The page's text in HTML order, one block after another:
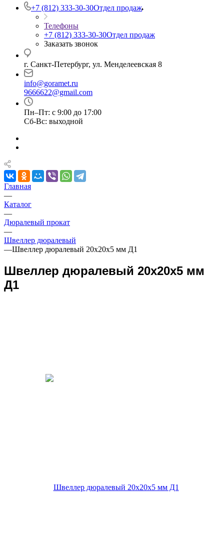
+7 (812) 333-30-30Отдел продаж
Телефоны
+7 (812) 333-30-30Отдел продаж
Заказать звонок
г. Санкт-Петербург, ул. Менделеевская 8
info@goramet.ru
9666622@gmail.com
Пн–Пт: с 9:00 до 17:00
Сб-Вс: выходной
Главная
—
Каталог
—
Дюралевый прокат
—
Швеллер дюралевый
—Швеллер дюралевый 20х20х5 мм Д1
Швеллер дюралевый 20х20х5 мм
Д1